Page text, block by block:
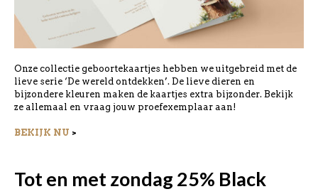
Onze collectie geboortekaartjes hebben we uitgebreid met de
lieve serie ‘De wereld ontdekken’. De lieve dieren en
bijzondere kleuren maken de kaartjes extra bijzonder. Bekijk
ze allemaal en vraag jouw proefexemplaar aan!
BEKIJK NU >
Tot en met zondag 25% Black